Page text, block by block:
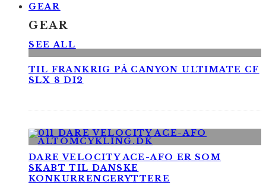
GEAR
GEAR
SEE ALL
TIL FRANKRIG PÅ CANYON ULTIMATE CF
SLX 8 DI2
DARE VELOCITY ACE-AFO ER SOM
SKABT TIL DANSKE
KONKURRENCERYTTERE